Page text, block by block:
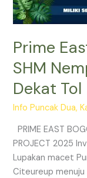
Prime
SHM
Dekat Tol
Info Puncak Dua,
PRIME EAST
PROJECT 2025
Lupakan macet
Citeureup